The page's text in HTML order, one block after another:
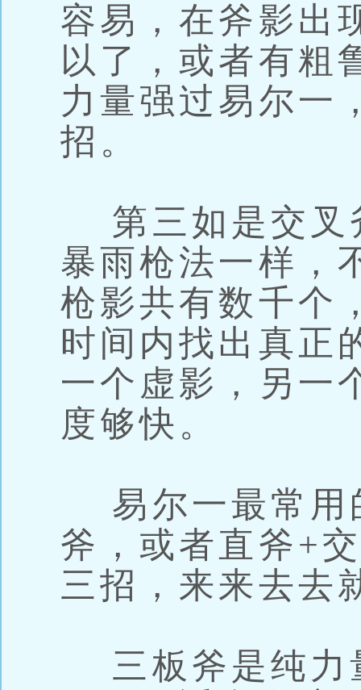
容易，在斧影出
以了，或者有粗
力量强过易尔一
招。
第三如是交叉
暴雨枪法一样，
枪影共有数千个
时间内找出真正
一个虚影，另一
度够快。
易尔一最常用
斧，或者直斧+
三招，来来去去
三板斧是纯力